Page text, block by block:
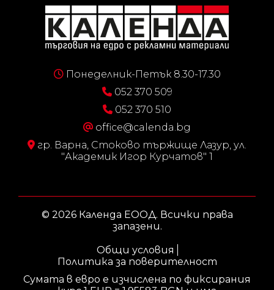
Понеделник-Петък 8.30-17.30
052 370 509
052 370 510
office@calenda.bg
гр. Варна, Стоково тържище Лазур, ул.
"Академик Игор Курчатов" 1
© 2026 Календа ЕООД. Всички права
запазени.
Общи условия
Политика за поверителност
Сумата в евро е изчислена по фиксирания